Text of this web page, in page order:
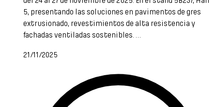
5, presentando las soluciones en pavimentos de gres
extrusionado, revestimientos de alta resistencia y
fachadas ventiladas sostenibles. …
21/11/2025